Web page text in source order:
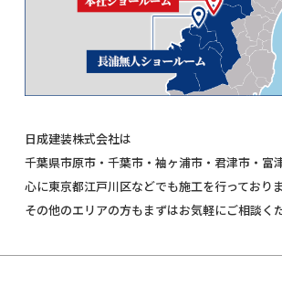
日成建装株式会社は
千葉県市原市・千葉市・袖ヶ浦市・君津市・富
心に東京都江戸川区などでも施工を行っておりま
その他のエリアの方もまずはお気軽にご相談くだ